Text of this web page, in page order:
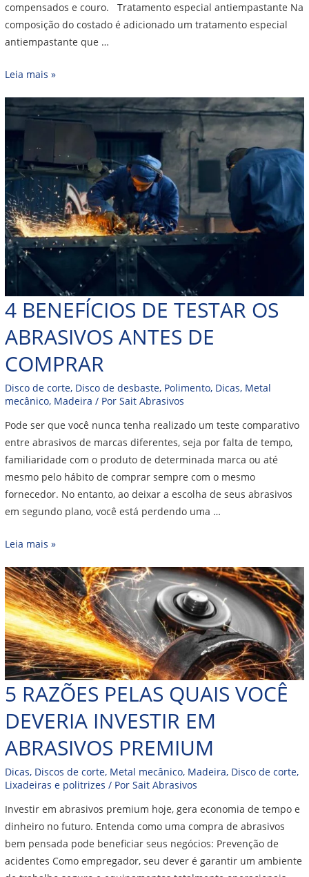
compensados e couro. Tratamento especial antiempastante Na
composição do costado é adicionado um tratamento especial
antiempastante que …
Leia mais »
4 BENEFÍCIOS DE TESTAR OS
ABRASIVOS ANTES DE
COMPRAR
Disco de corte, Disco de desbaste, Polimento, Dicas, Metal
mecânico, Madeira / PorSait Abrasivos
Pode ser que você nunca tenha realizado um teste comparativo
entre abrasivos de marcas diferentes, seja por falta de tempo,
familiaridade com o produto de determinada marca ou até
mesmo pelo hábito de comprar sempre com o mesmo
fornecedor. No entanto, ao deixar a escolha de seus abrasivos
em segundo plano, você está perdendo uma …
Leia mais »
5 RAZÕES PELAS QUAIS VOCÊ
DEVERIA INVESTIR EM
ABRASIVOS PREMIUM
Dicas, Discos de corte, Metal mecânico, Madeira, Disco de corte,
Lixadeiras e politrizes / PorSait Abrasivos
Investir em abrasivos premium hoje, gera economia de tempo e
dinheiro no futuro. Entenda como uma compra de abrasivos
bem pensada pode beneficiar seus negócios: Prevenção de
acidentes Como empregador, seu dever é garantir um ambiente